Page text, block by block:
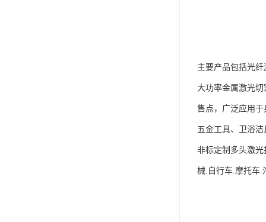
主要产品包括光
大功率金属激光
售点，广泛应用于
五金工具、卫浴
非标定制多头激
械.自行车.摩托车.